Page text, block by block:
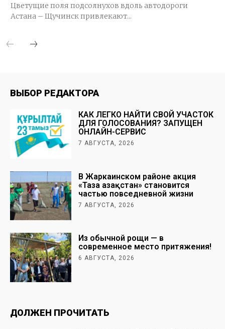
Цветущие поля подсолнухов вдоль автодороги
Астана – Щучинск привлекают...
ВЫБОР РЕДАКТОРА
КАК ЛЕГКО НАЙТИ СВОЙ УЧАСТОК
ДЛЯ ГОЛОСОВАНИЯ? ЗАПУЩЕН
ОНЛАЙН-СЕРВИС
7 АВГУСТА, 2026
В Жаркаинском районе акция
«Таза Қазақстан» становится
частью повседневной жизни
7 АВГУСТА, 2026
Из обычной рощи — в
современное место притяжения!
6 АВГУСТА, 2026
ДОЛЖЕН ПРОЧИТАТЬ